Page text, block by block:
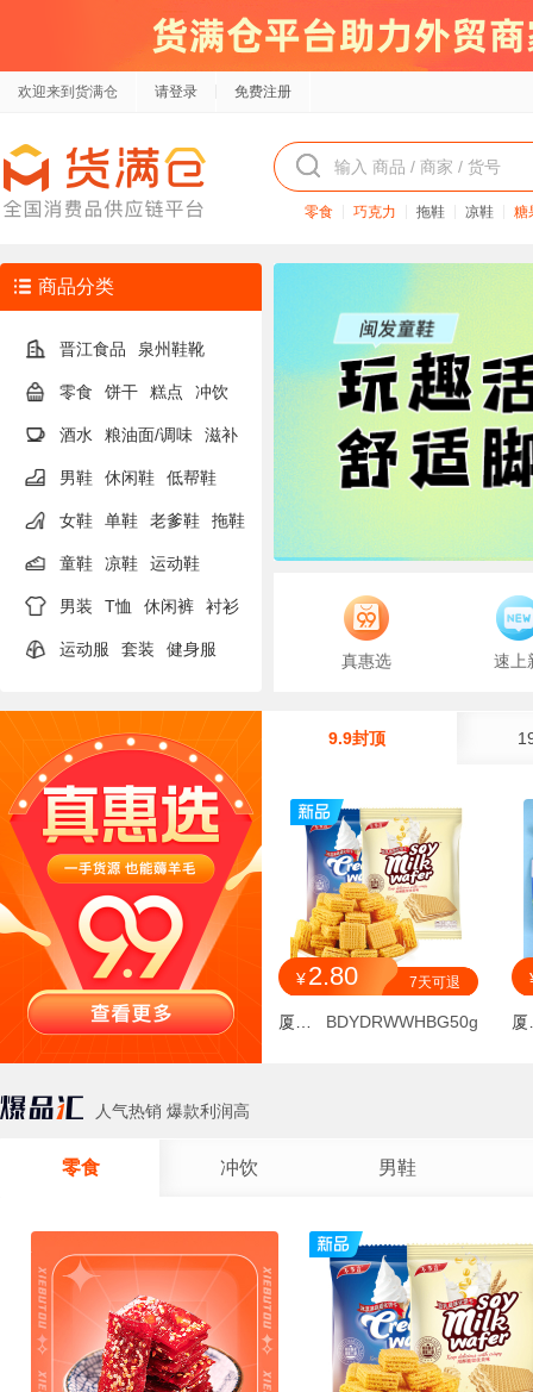
欢迎来到货满仓 请登录 免费注册
零食 巧克力 拖鞋 凉鞋 糖
商品分类
晋江食品 泉州鞋靴
零食 饼干 糕点 冲饮
酒水 粮油面/调味 滋补
男鞋 休闲鞋 低帮鞋
女鞋 单鞋 老爹鞋 拖鞋
童鞋 凉鞋 运动鞋
男装 T恤 休闲裤 衬衫
运动服 套装 健身服
真惠选 速上
9.9封顶
¥2.80 7天可退
BDYDRWWHBG50g
人气热销 爆款利润高
零食 冲饮 男鞋